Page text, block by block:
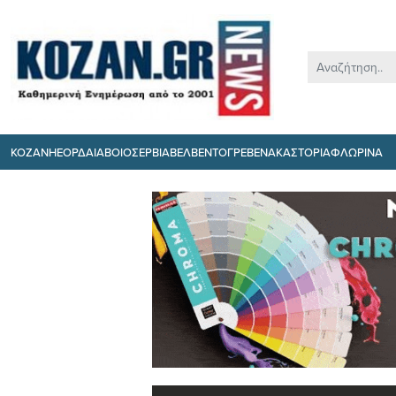
ΚΟΖΑΝΗΕΟΡΔΑΙΑΒΟΙΟΣΕΡΒΙΑΒΕΛΒΕΝΤΟΓΡΕΒΕΝΑΚΑΣΤΟΡΙΑΦΛΩΡΙΝΑ